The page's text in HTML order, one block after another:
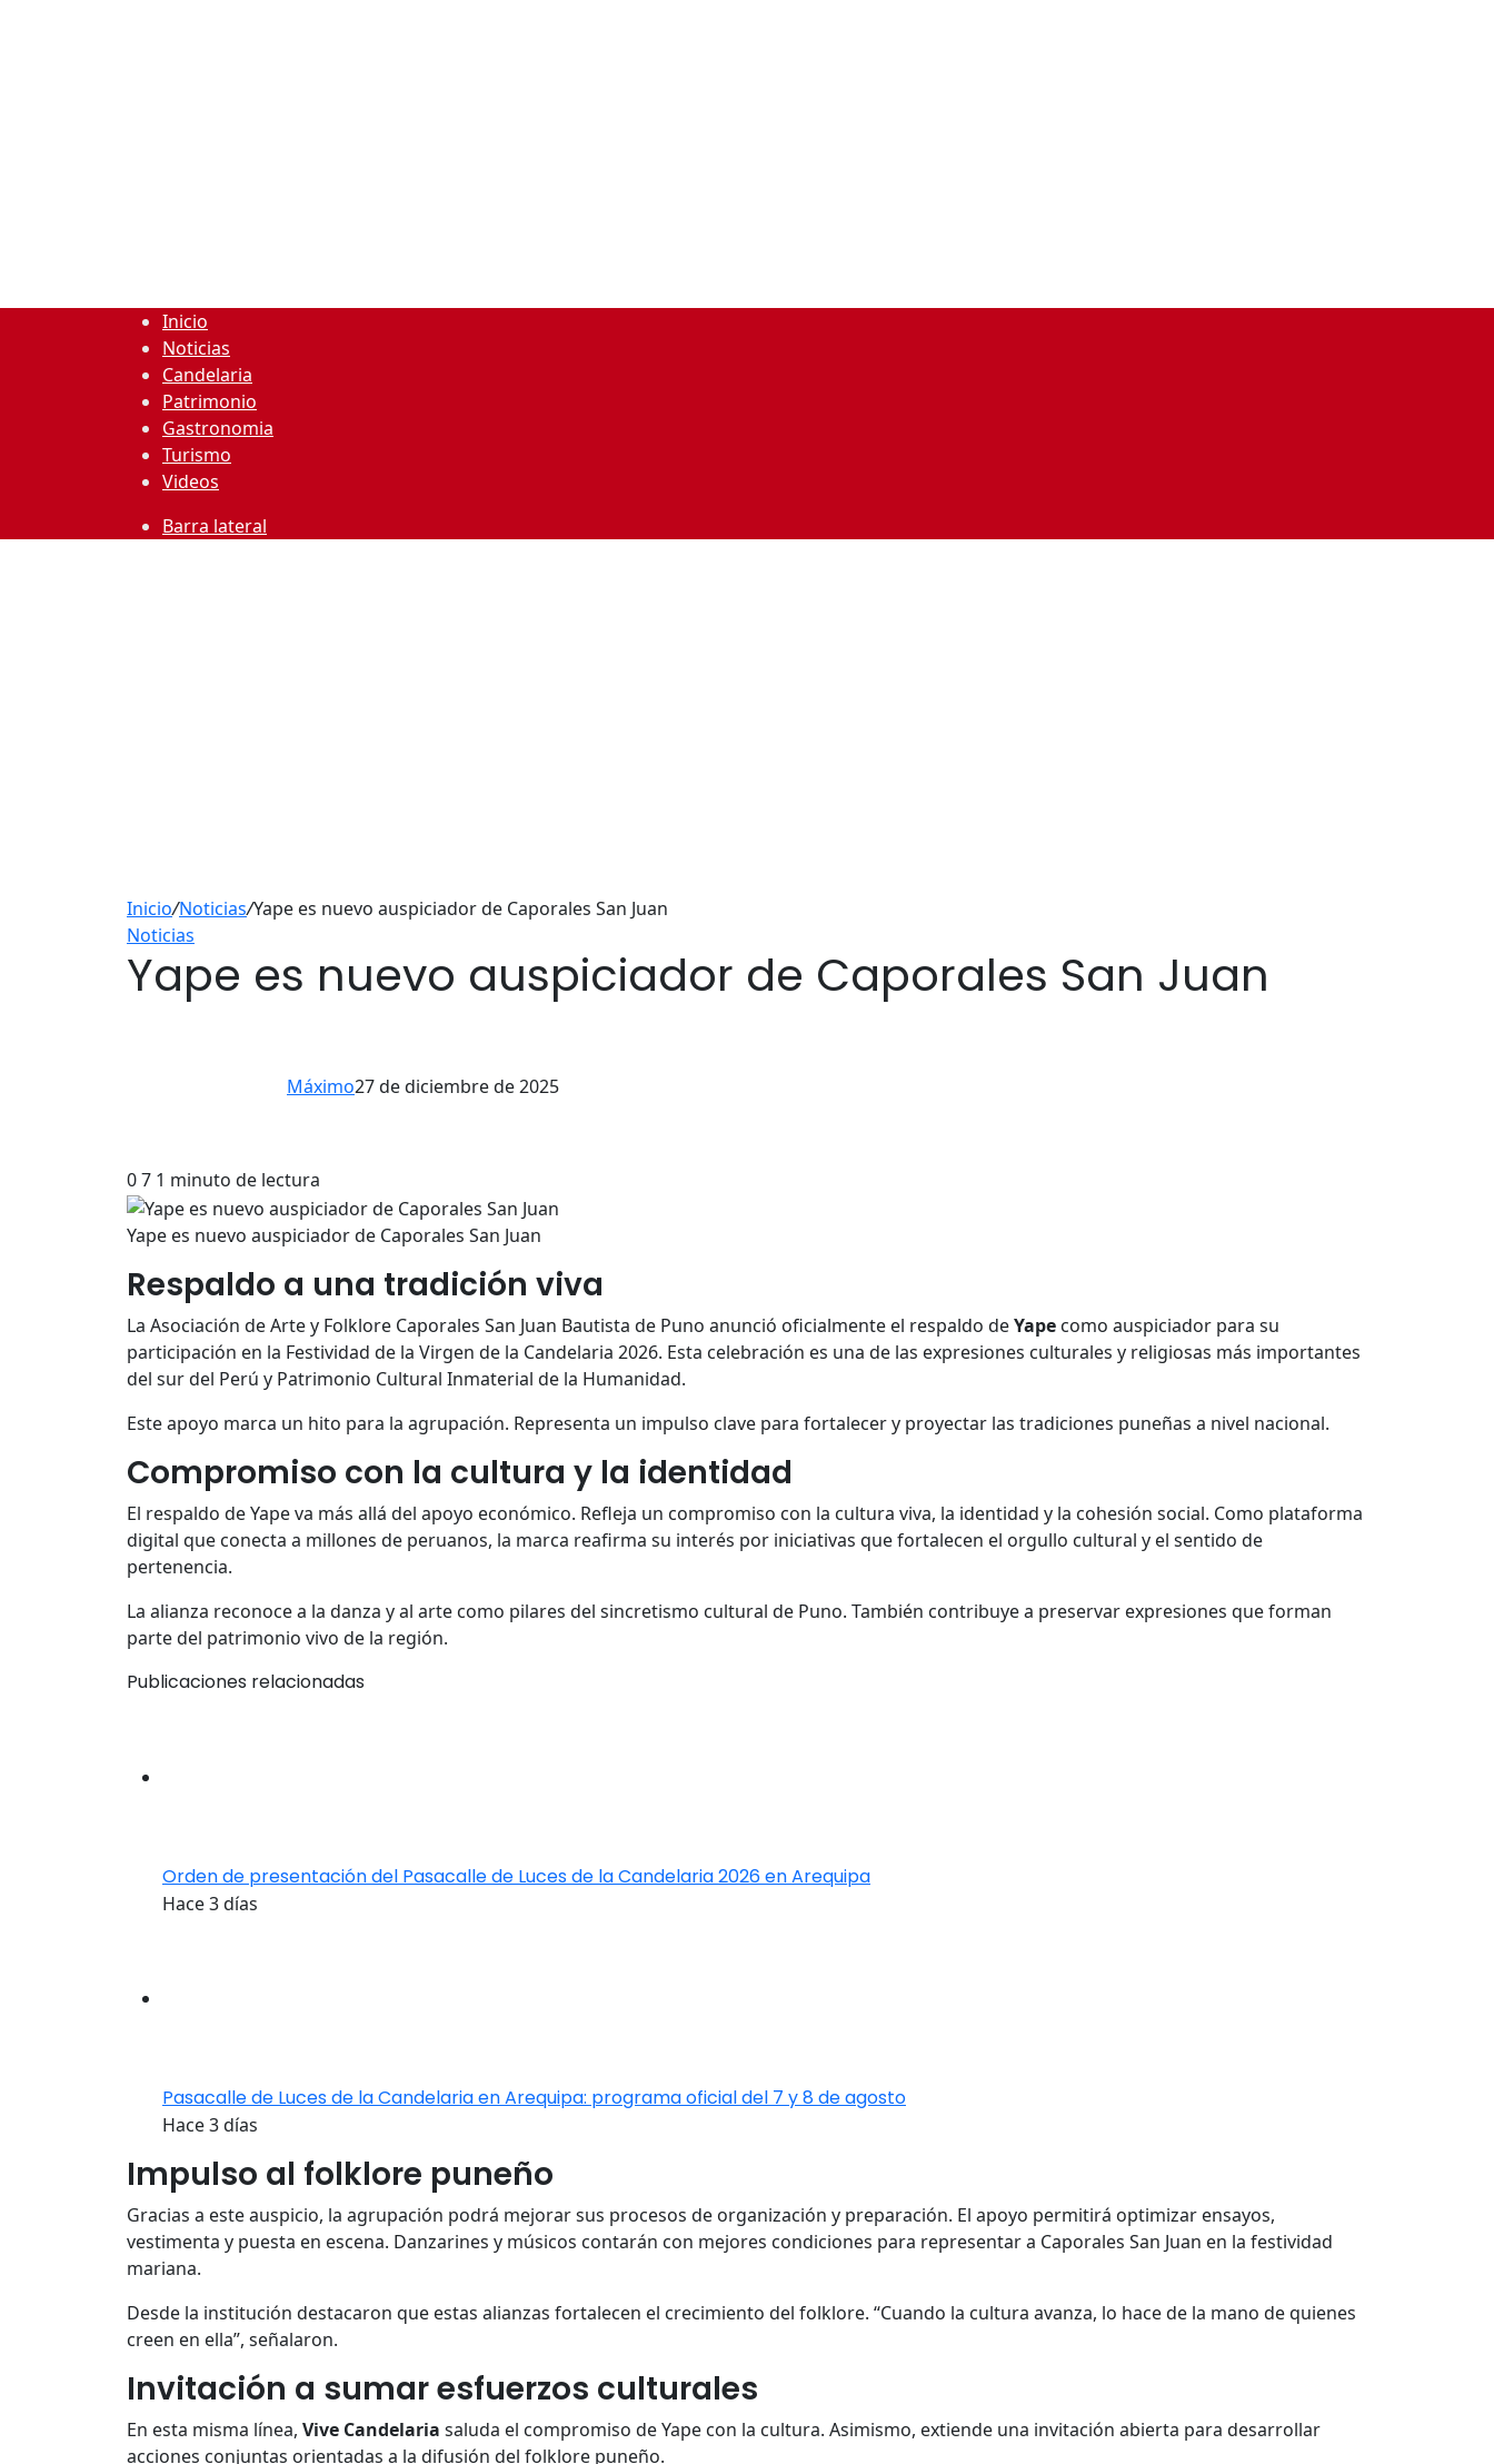
Inicio
Noticias
Candelaria
Patrimonio
Gastronomia
Turismo
Videos
Barra lateral
Inicio/Noticias/Yape es nuevo auspiciador de Caporales San Juan
Noticias
Yape es nuevo auspiciador de Caporales San Juan
Máximo27 de diciembre de 2025
07 1 minuto de lectura
Yape es nuevo auspiciador de Caporales San Juan
Respaldo a una tradición viva
La Asociación de Arte y Folklore Caporales San Juan Bautista de Puno anunció oficialmente el respaldo deYape como auspiciador para su
participación en la Festividad de la Virgen de la Candelaria 2026. Esta celebración es una de las expresiones culturales y religiosas más importantes
del sur del Perú y Patrimonio Cultural Inmaterial de la Humanidad.
Este apoyo marca un hito para la agrupación. Representa un impulso clave para fortalecer y proyectar las tradiciones puneñas a nivel nacional.
Compromiso con la cultura y la identidad
El respaldo de Yape va más allá del apoyo económico. Refleja un compromiso con la cultura viva, la identidad y la cohesión social. Como plataforma
digital que conecta a millones de peruanos, la marca reafirma su interés por iniciativas que fortalecen el orgullo cultural y el sentido de
pertenencia.
La alianza reconoce a la danza y al arte como pilares del sincretismo cultural de Puno. También contribuye a preservar expresiones que forman
parte del patrimonio vivo de la región.
Publicaciones relacionadas
Orden de presentación del Pasacalle de Luces de la Candelaria 2026 en Arequipa
Hace 3 días
Pasacalle de Luces de la Candelaria en Arequipa: programa oficial del 7 y 8 de agosto
Hace 3 días
Impulso al folklore puneño
Gracias a este auspicio, la agrupación podrá mejorar sus procesos de organización y preparación. El apoyo permitirá optimizar ensayos,
vestimenta y puesta en escena. Danzarines y músicos contarán con mejores condiciones para representar a Caporales San Juan en la festividad
mariana.
Desde la institución destacaron que estas alianzas fortalecen el crecimiento del folklore. “Cuando la cultura avanza, lo hace de la mano de quienes
creen en ella”, señalaron.
Invitación a sumar esfuerzos culturales
En esta misma línea, Vive Candelaria saluda el compromiso de Yape con la cultura. Asimismo, extiende una invitación abierta para desarrollar
acciones conjuntas orientadas a la difusión del folklore puneño.